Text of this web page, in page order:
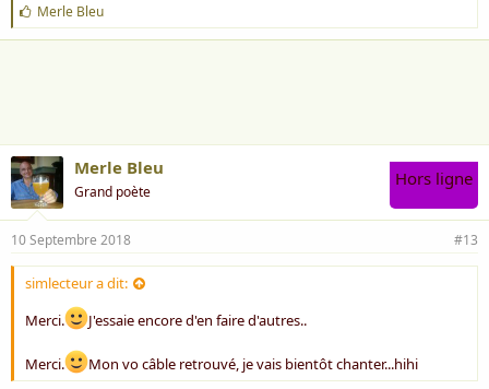
J
'
a
Merle Bleu
Merle Bleu
Grand poète
Hors ligne
10 Septembre 2018 #13
simlecteur a dit:
Merci.
J'essaie encore d'en faire d'autres..
Merci. Mon vo câble retrouvé, je vais bientôt chanter...hihi